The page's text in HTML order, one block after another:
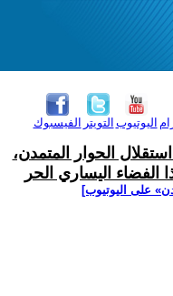
الفيسبوك التويتر اليوتيوب
الحوار المتمدن،
اليساري الحر
على اليوتيوب]